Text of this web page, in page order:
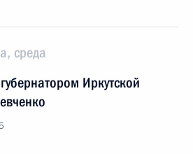
среда
Иркутской